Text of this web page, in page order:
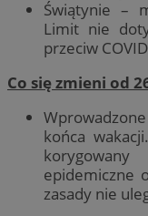
Świątynie –
Limit nie
przeciw
Co się zmieni od
końca
epidemiczne
zasady nie